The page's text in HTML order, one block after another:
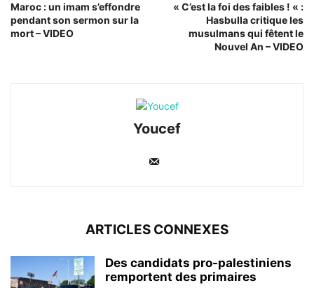
Maroc : un imam s’effondre
pendant son sermon sur la
mort – VIDEO
« C’est la foi des faibles ! « :
Hasbulla critique les
musulmans qui fêtent le
Nouvel An – VIDEO
Youcef
ARTICLES CONNEXES
Des candidats pro-palestiniens
remportent des primaires